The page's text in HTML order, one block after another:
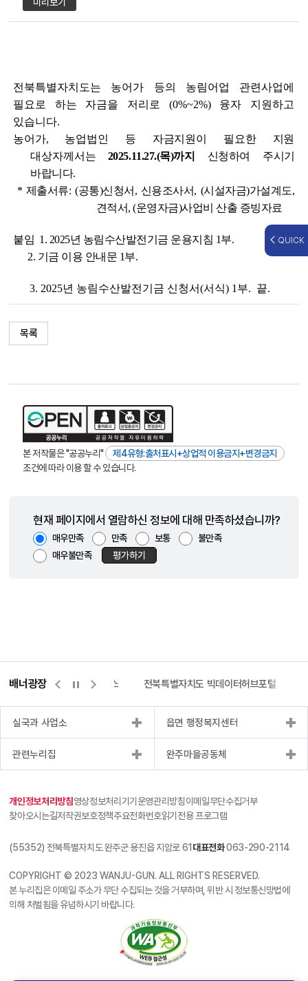
전북특별자치도는 농어가 등의 농림어업 관련사업에
필요로 하는 자금을 저리로 (0%~2%) 융자 지원하고
있습니다.
농어가, 농업법인 등 자금지원이 필요한 지원
대상자께서는
2025.11.27.(목)까지
신청하여 주시기
바랍니다.
* 제출서류: (공통)신청서, 신용조사서, (시설자금)가설계도,
견적서, (운영자금)사업비 산출 증빙자료
붙임 1. 2025년 농림수산발전기금 운용지침 1부.
2. 기금 이용 안내문 1부.
3. 2025년 농림수산발전기금 신청서(서식) 1부. 끝.
목록
본 저작물은 "공공누리"
제4유형:출처표시+상업적 이용금지+변경금지
조건에 따라 이용 할 수 있습니다.
현재 페이지에서 열람하신 정보에 대해 만족하셨습니까?
매우만족 만족 보통
불만족
매우불만족
평가하기
QUICK
배너광장
량바로처리센터 위택스 전북특별자치도 빅데이터허브포털
실국과 사업소 읍면 행정복지센터
관련누리집 완주마을공동체
개인정보처리방침영상정보처리기기운영관리방침이메일무단수집거부
찾아오시는길저작권보호정책주요전화번호읽기전용 프로그램
(55352) 전북특별자치도 완주군 용진읍 지암로 61 대표전화063-290-2114
COPYRIGHT © 2023 WANJU-GUN. ALL RIGHTS RESERVED.
본 누리집은 이메일 주소가 무단 수집되는 것을 거부하며, 위반 시 정보통신망법에
의해 처벌됨을 유념하시기 바랍니다.